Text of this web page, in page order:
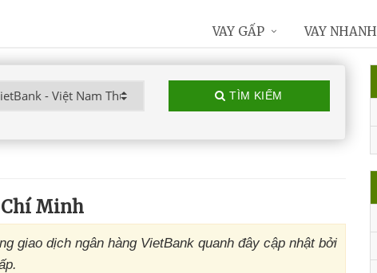
TÌM KIẾM
Chí Minh
giao dịch ngân hàng VietBank quanh đây cập nhật bởi
VAY GẤP VAY NHANH